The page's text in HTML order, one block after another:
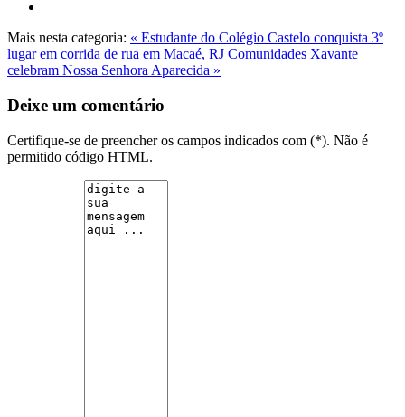
Mais nesta categoria: « Estudante do Colégio Castelo conquista 3º
lugar em corrida de rua em Macaé, RJ Comunidades Xavante
celebram Nossa Senhora Aparecida »
Deixe um comentário
Certifique-se de preencher os campos indicados com (*). Não é
permitido código HTML.